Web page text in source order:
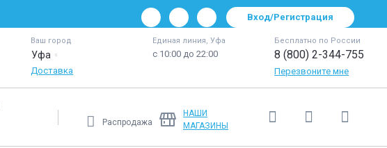
Вход/Регистрация
Ваш город
Уфа
Доставка
Единая линия, Уфа
с 10:00 до 22:00
Бесплатно по России
8 (800) 2-344-755
Перезвоните мне
Распродажа
НАШИ
МАГАЗИНЫ